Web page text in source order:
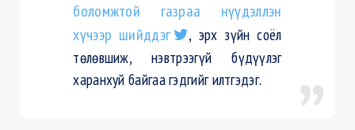
боломжтой газраа нүүдэллэн
хүчээр шийддэг
, эрх зүйн соёл
төлөвшиж, нэвтрээгүй бүдүүлэг
харанхуй байгаа гэдгийг илтгэдэг.